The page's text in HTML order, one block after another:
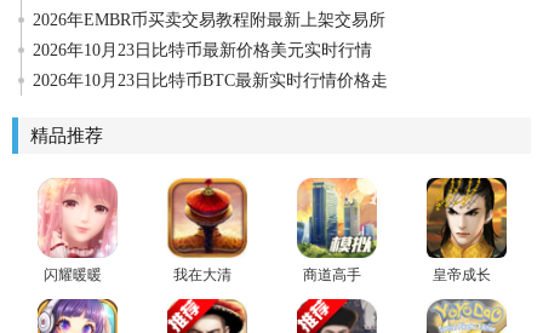
2026年EMBR币买卖交易教程附最新上架交易所
2026年10月23日比特币最新价格美元实时行情
2026年10月23日比特币BTC最新实时行情价格走
精品推荐
闪耀暖暖
九游版
我在大清
当皇帝最
新特别安
商道高手
官方版
皇帝成长
计划2领红
包